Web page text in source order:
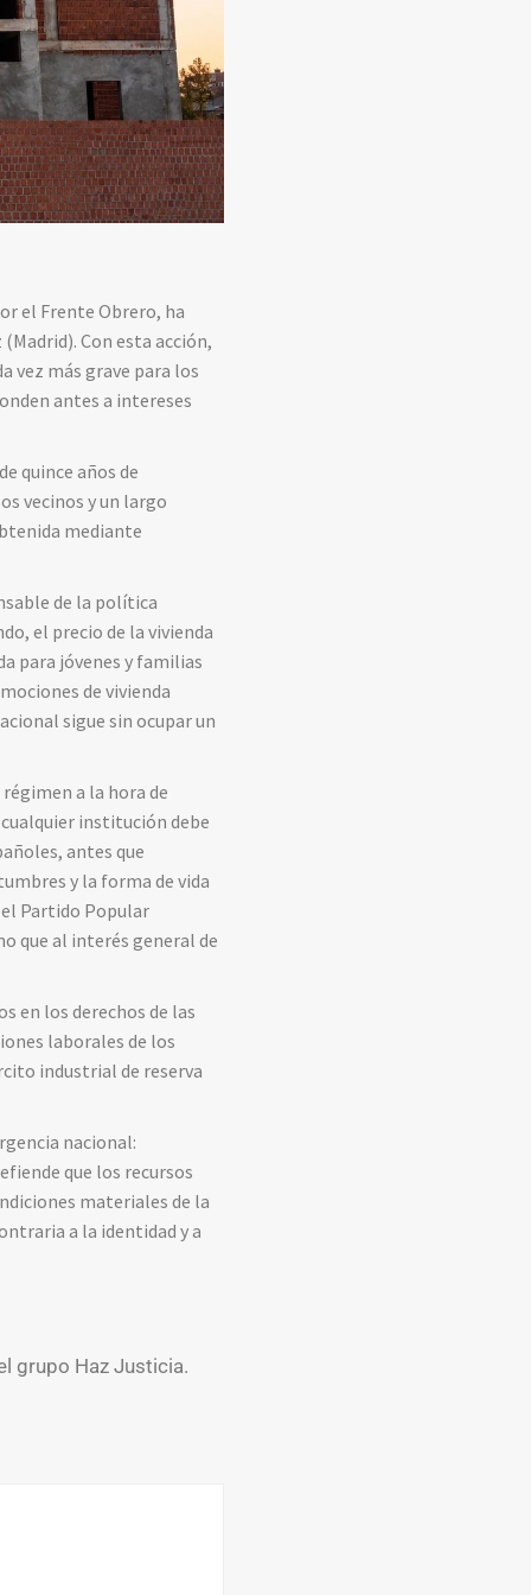
el Frente Obrero, ha
Con esta acción,
vez más grave para los
antes a intereses
quince años de
vecinos y un largo
mediante
de la política
el precio de la vivienda
para jóvenes y familias
de vivienda
sigue sin ocupar un
a la hora de
institución debe
antes que
y la forma de vida
el Partido Popular
que al interés general de
en los derechos de las
laborales de los
industrial de reserva
nacional:
que los recursos
materiales de la
a la identidad y a
grupo Haz Justicia.